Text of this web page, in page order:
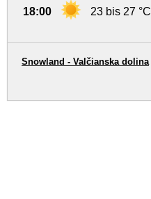
18:00 23 bis 27 °C
Snowland - Valčianska dolina